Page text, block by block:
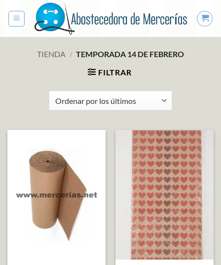
TIENDA / TEMPORADA 14 DE FEBRERO
FILTRAR